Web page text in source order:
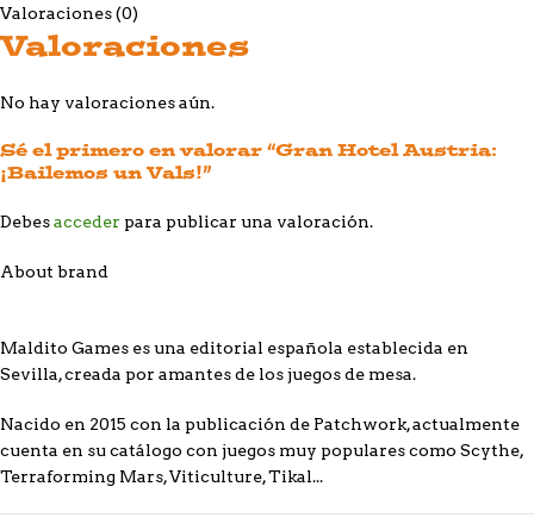
Valoraciones (0)
Valoraciones
No hay valoraciones aún.
Sé el primero en valorar “Gran Hotel Austria:
¡Bailemos un Vals!”
Debesacceder para publicar una valoración.
About brand
Maldito Games es una editorial española establecida en
Sevilla, creada por amantes de los juegos de mesa.
Nacido en 2015 con la publicación de Patchwork, actualmente
cuenta en su catálogo con juegos muy populares como Scythe,
Terraforming Mars, Viticulture, Tikal...